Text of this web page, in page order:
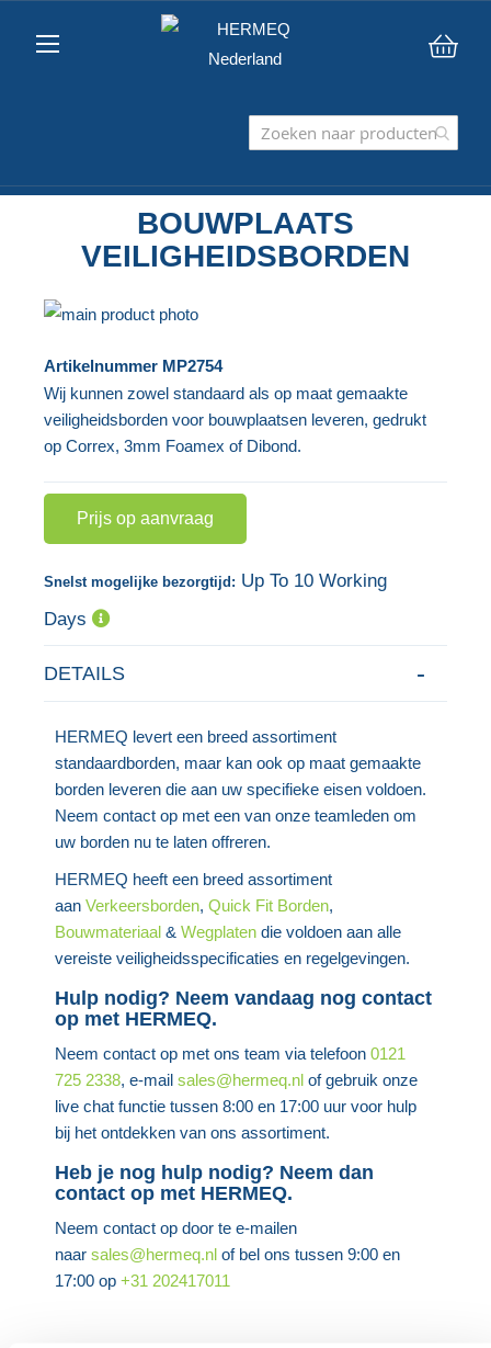
BOUWPLAATS
VEILIGHEIDSBORDEN
Ga
het
einde
van
de
afbeeldingen-
gallerij
naar
het
begin
van
de
afbeeldingen-
gallerij
Artikelnummer MP2754
Wij kunnen zowel standaard als op maat gemaakte
veiligheidsborden voor bouwplaatsen leveren, gedrukt
op Correx, 3mm Foamex of Dibond.
Prijs op aanvraag
Snelst mogelijke bezorgtijd: Up To 10 Working
Days
DETAILS
HERMEQ levert een breed assortiment
standaardborden, maar kan ook op maat gemaakte
borden leveren die aan uw specifieke eisen voldoen.
Neem contact op met een van onze teamleden om
uw borden nu te laten offreren.
HERMEQ heeft een breed assortiment
aanVerkeersborden, Quick Fit Borden,
Bouwmateriaal &Wegplaten die voldoen aan alle
vereiste veiligheidsspecificaties en regelgevingen.
Hulp nodig? Neem vandaag nog contact
op met HERMEQ.
Neem contact op met ons team via telefoon0121
725 2338, e-mailsales@hermeq.nl of gebruik onze
live chat functie tussen 8:00 en 17:00 uur voor hulp
bij het ontdekken van ons assortiment.
Heb je nog hulp nodig? Neem dan
contact op met HERMEQ.
Neem contact op door te e-mailen
naarsales@hermeq.nl of bel ons tussen 9:00 en
17:00 op+31 202417011